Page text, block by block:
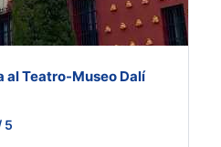
al Teatro-Museo Dalí
5